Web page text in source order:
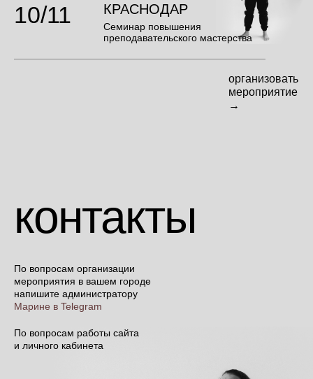
10/11 КРАСНОДАР
Семинар повышения
преподавательского мастерства
организовать
мероприятие
→
организовать
мероприятие
→
контакты
По вопросам работы сайта
и личного кабинета
По вопросам организации
мероприятия в вашем городе
напишите администратору
Марине в Telegram